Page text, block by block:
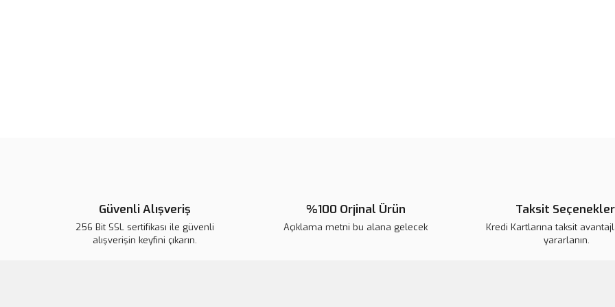
Güvenli Alışveriş
256 Bit SSL sertifikası ile güvenli
alışverişin keyfini çıkarın.
%100 Orjinal Ürün
Açıklama metni bu alana gelecek
Taksit
Kredi Kartlarına taksit
yararlanın.